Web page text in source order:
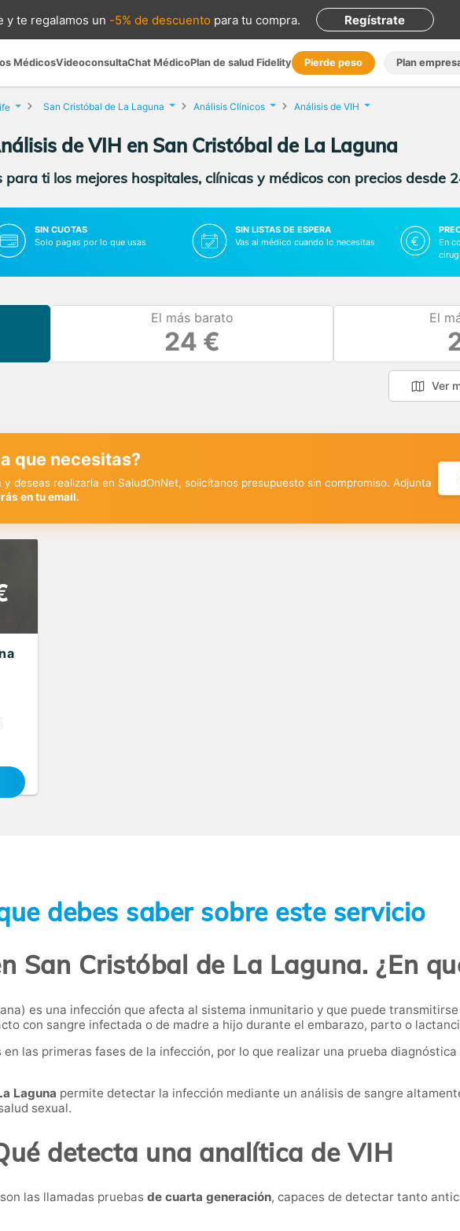
yte regalamos un -5% de descuento para tu compra. Regístrate
MédicosVideoconsultaChat MédicoPlan de salud Fidelity Pierde peso Plan
San Cristóbal de La Laguna Análisis Clínicos Análisis de VIH
de VIH en San Cristóbal de La Laguna
para ti los mejores hospitales, clínicas y médicos con precios desde
SIN CUOTAS
Solo pagas por lo que usas
SIN LISTAS DE ESPERA
Vas al médico cuando lo necesitas
En
El más barato
24 €
El
Ver
que necesitas?
deseas realizarla en SaludOnNet, solicítanos presupuesto sin compromiso. Adjunta
en tu email.
debes saber sobre este servicio
San Cristóbal de La Laguna. ¿En
es una infección que afecta al sistema inmunitario y que puede
con sangre infectada o de madre a hijo durante el embarazo, parto o
las primeras fases de la infección, por lo que realizar una prueba
Laguna permite detectar la infección mediante un análisis de sangre
sexual.
detecta una analítica de VIH
las llamadas pruebas de cuarta generación, capaces de detectar tanto